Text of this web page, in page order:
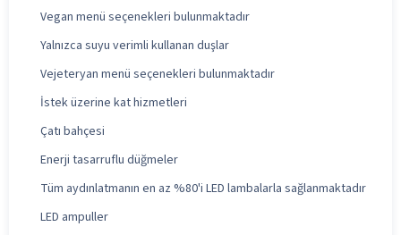
Vegan menü seçenekleri bulunmaktadır
Yalnızca suyu verimli kullanan duşlar
Vejeteryan menü seçenekleri bulunmaktadır
İstek üzerine kat hizmetleri
Çatı bahçesi
Enerji tasarruflu düğmeler
Tüm aydınlatmanın en az %80'i LED lambalarla sağlanmaktadır
LED ampuller